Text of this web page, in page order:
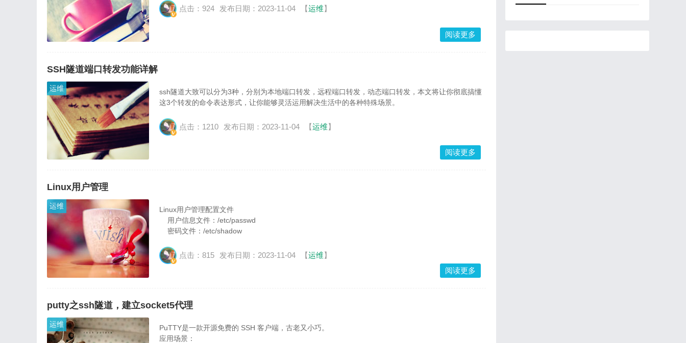
点击：924 发布日期：2023-11-04 【运维】
阅读更多
SSH隧道端口转发功能详解
运维
ssh隧道大致可以分为3种，分别为本地端口转发，远程端口转发，动态端口转发，本文将让你彻底搞懂
这3个转发的命令表达形式，让你能够灵活运用解决生活中的各种特殊场景。
点击：1210 发布日期：2023-11-04 【运维】
阅读更多
Linux用户管理
运维
Linux用户管理配置文件
用户信息文件：/etc/passwd
密码文件：/etc/shadow
点击：815 发布日期：2023-11-04 【运维】
阅读更多
putty之ssh隧道，建立socket5代理
运维
PuTTY是一款开源免费的 SSH 客户端，古老又小巧。
应用场景：